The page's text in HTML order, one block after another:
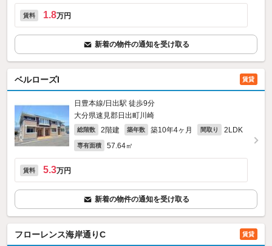
賃料 1.8万円
新着の物件の通知を受け取る
ベルローズI 賃貸
日豊本線/日出駅 徒歩9分
大分県速見郡日出町川崎
総階数 2階建 築年数 築10年4ヶ月 間取り 2LDK
専有面積 57.64㎡
賃料 5.3万円
新着の物件の通知を受け取る
フローレンス海岸通りC 賃貸